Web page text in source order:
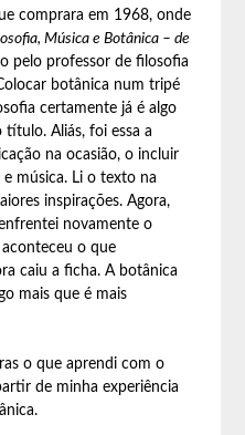
comprara em 1968, onde
Música e Botânica – de
pelo professor de filosofia
botânica num tripé
certamente já é algo
Aliás, foi essa a
na ocasião, o incluir
e música. Li o texto na
inspirações. Agora,
novamente o
o que
caiu a ficha. A botânica
mais que é mais
o que aprendi com o
de minha experiência